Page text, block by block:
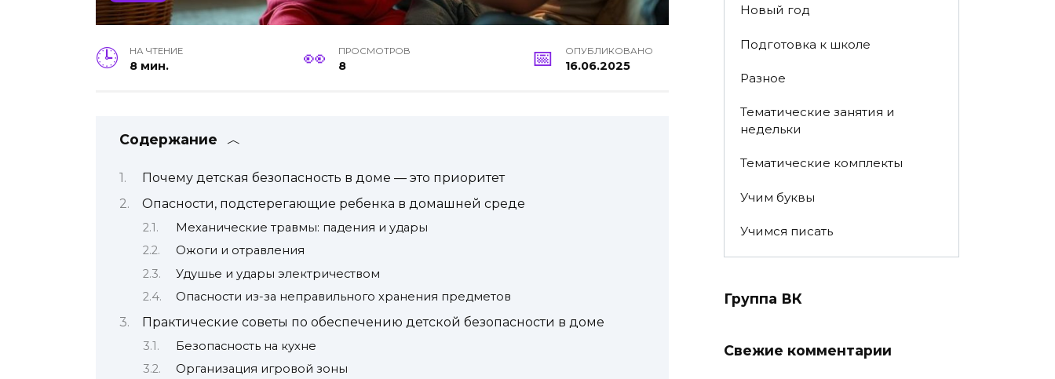
НА ЧТЕНИЕ
8 мин.
ПРОСМОТРОВ
8
ОПУБЛИКОВАНО
16.06.2025
Содержание
Почему детская безопасность в доме — это приоритет
Опасности, подстерегающие ребенка в домашней среде
Механические травмы: падения и удары
Ожоги и отравления
Удушье и удары электричеством
Опасности из-за неправильного хранения предметов
Практические советы по обеспечению детской безопасности в доме
Безопасность на кухне
Организация игровой зоны
Новый год
Подготовка к школе
Разное
Тематические занятия и
недельки
Тематические комплекты
Учим буквы
Учимся писать
Группа ВК
Свежие комментарии